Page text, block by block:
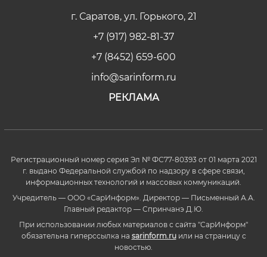
г. Саратов, ул. Горького, 21
+7 (917) 982-81-37
+7 (8452) 659-600
info@sarinform.ru
РЕКЛАМА
Регистрационный номер серия Эл № ФС77-80393 от 01 марта 2021
г. выдано Федеральной службой по надзору в сфере связи,
информационных технологий и массовых коммуникаций.
Учредитель — ООО «СарИнформ». Директор — Письменный А.А.
Главный редактор — Спринчанэ Д.Ю.
При использовании любых материалов с сайта "СарИнформ"
обязательна гиперссылка на sarinform.ruили на страницу с
новостью.